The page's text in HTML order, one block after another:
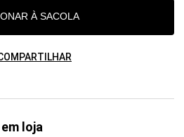
À SACOLA
loja